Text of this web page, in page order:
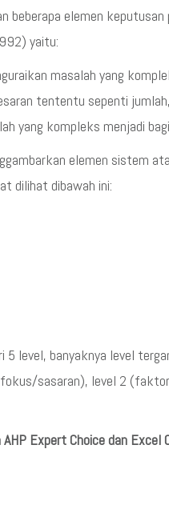
beberapa elemen
yaitu:
masalah yang
tententu sepenti
yang kompleks menjadi
elemen sistem
dilihat dibawah ini:
level, banyaknya level
sasaran), level 2
Expert Choice dan Excel